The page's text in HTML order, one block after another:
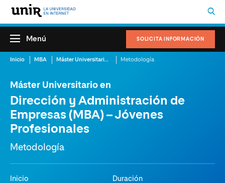
SOLICITA INFORMACIÓN
Menú
Inicio MBA Máster Universitario en Dirección y Administración de Empresas (MBA) – Jóvenes Profesionales Metodología
Máster Universitario en
Dirección y Administración de
Empresas (MBA) – Jóvenes
Profesionales
Metodología
Inicio
Duración